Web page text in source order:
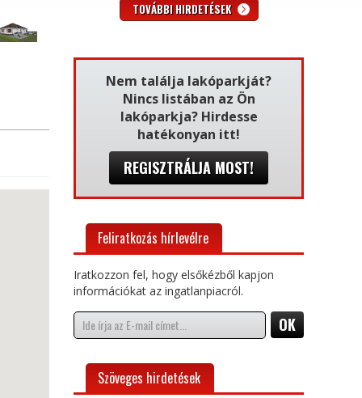
TOVÁBBI HIRDETÉSEK
Nem találja lakóparkját?
Nincs listában az Ön
lakóparkja? Hirdesse
hatékonyan itt!
REGISZTRÁLJA MOST!
Feliratkozás hírlevélre
Iratkozzon fel, hogy elsőkézből kapjon
információkat az ingatlanpiacról.
Szöveges hirdetések